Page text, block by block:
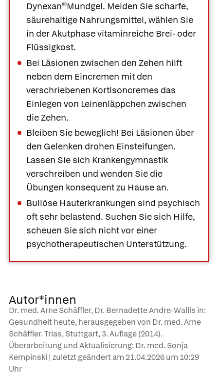
Dynexan®Mundgel. Meiden Sie scharfe,
säurehaltige Nahrungsmittel, wählen Sie
in der Akutphase vitaminreiche Brei- oder
Flüssigkost.
Bei Läsionen zwischen den Zehen hilft
neben dem Eincremen mit den
verschriebenen Kortisoncremes das
Einlegen von Leinenläppchen zwischen
die Zehen.
Bleiben Sie beweglich! Bei Läsionen über
den Gelenken drohen Einsteifungen.
Lassen Sie sich Krankengymnastik
verschreiben und wenden Sie die
Übungen konsequent zu Hause an.
Bullöse Hauterkrankungen sind psychisch
oft sehr belastend. Suchen Sie sich Hilfe,
scheuen Sie sich nicht vor einer
psychotherapeutischen Unterstützung.
Autor*innen
Dr. med. Arne Schäffler, Dr. Bernadette Andre-Wallis in:
Gesundheit heute, herausgegeben von Dr. med. Arne
Schäffler. Trias, Stuttgart, 3. Auflage (2014).
Überarbeitung und Aktualisierung: Dr. med. Sonja
Kempinski | zuletzt geändert am 21.04.2026um 10:29
Uhr